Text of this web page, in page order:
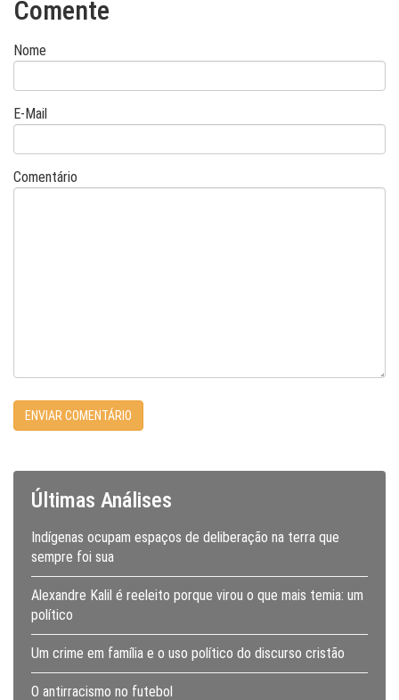
Comente
Nome
E-Mail
Comentário
Últimas Análises
Indígenas ocupam espaços de deliberação na terra que
sempre foi sua
Alexandre Kalil é reeleito porque virou o que mais temia: um
político
Um crime em família e o uso político do discurso cristão
O antirracismo no futebol